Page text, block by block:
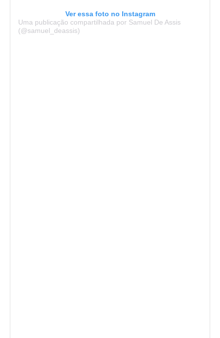
Ver essa foto no Instagram
Uma publicação compartilhada por Samuel De Assis
(@samuel_deassis)